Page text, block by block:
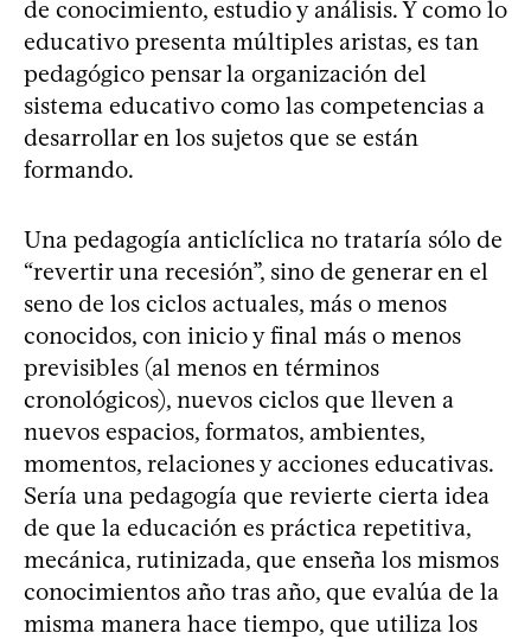
de conocimiento, estudio y análisis. Y como lo
educativo presenta múltiples aristas, es tan
pedagógico pensar la organización del
sistema educativo como las competencias a
desarrollar en los sujetos que se están
formando.
Una pedagogía anticlíclica no trataría sólo de
“revertir una recesión”, sino de generar en el
seno de los ciclos actuales, más o menos
conocidos, con inicio y final más o menos
previsibles (al menos en términos
cronológicos), nuevos ciclos que lleven a
nuevos espacios, formatos, ambientes,
momentos, relaciones y acciones educativas.
Sería una pedagogía que revierte cierta idea
de que la educación es práctica repetitiva,
mecánica, rutinizada, que enseña los mismos
conocimientos año tras año, que evalúa de la
misma manera hace tiempo, que utiliza los